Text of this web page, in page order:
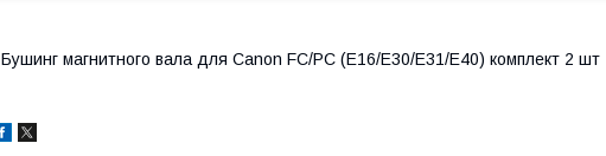
Бушинг магнитного вала для Canon FC/PC (E16/E30/E31/E40) комплект 2 шт